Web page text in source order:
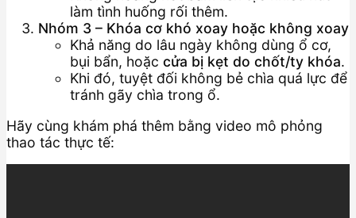
làm tình huống rối thêm.
Nhóm 3 – Khóa cơ khó xoay hoặc không xoay
Khả năng do lâu ngày không dùng ổ cơ,
bụi bẩn, hoặc cửa bị kẹt do chốt/ty khóa.
Khi đó, tuyệt đối không bẻ chìa quá lực để
tránh gãy chìa trong ổ.
Hãy cùng khám phá thêm bằng video mô phỏng
thao tác thực tế: